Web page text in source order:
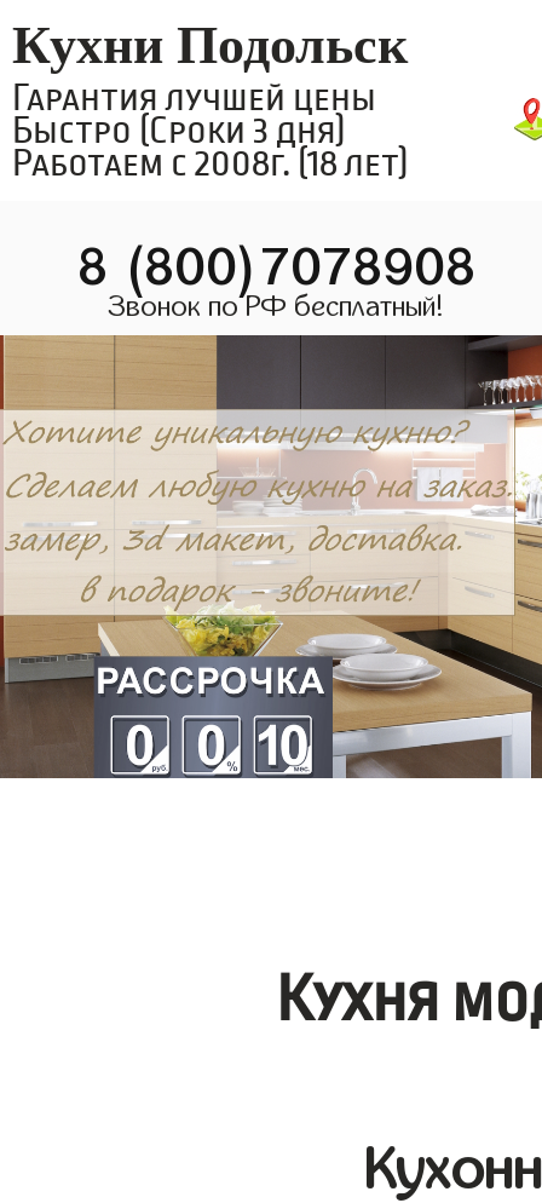
Кухни Подольск
Гарантия лучшей цены
Быстро (Сроки 3 дня)
Работаем с 2008г. (18 лет)
8 (800)7078908
Звонок по РФ бесплатный!
Кухня